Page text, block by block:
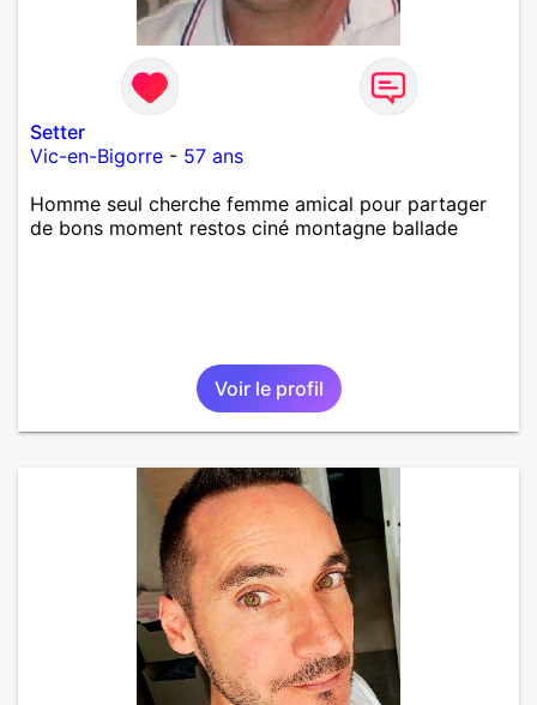
Setter
Vic-en-Bigorre - 57 ans
Homme seul cherche femme amical pour partager
de bons moment restos ciné montagne ballade
Voir le profil